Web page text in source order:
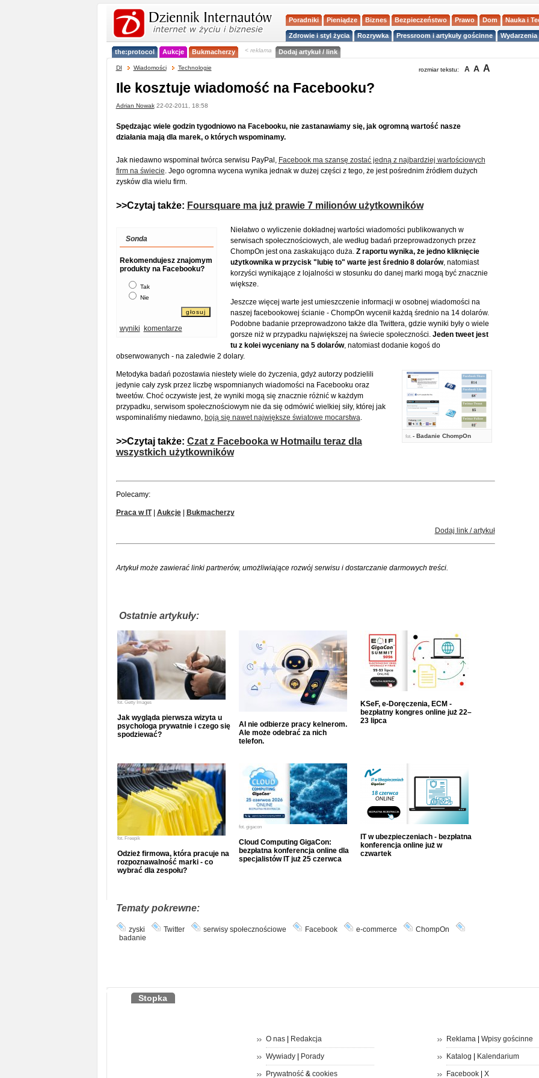
Poradniki Pieniądze Biznes Bezpieczeństwo Prawo Dom Nauka i
Zdrowie i styl życia Rozrywka Pressroom i artykuły gościnne
the:protocol Aukcje Bukmacherzy < reklama Dodaj artykuł / link
DI Wiadomości Technologie rozmiar tekstu: A A A
Ile kosztuje wiadomość na Facebooku?
Adrian Nowak22-02-2011, 18:58
Spędzając wiele godzin tygodniowo na Facebooku, nie zastanawiamy się, jak ogromną wartość nasze
działania mają dla marek, o których wspominamy.
Jak niedawno wspominał twórca serwisu PayPal, Facebook ma szansę zostać jedną z najbardziej wartościowych
firm na świecie. Jego ogromna wycena wynika jednak w dużej części z tego, że jest pośrednim źródłem dużych
zysków dla wielu firm.
>>Czytaj także: Foursquare ma już prawie 7 milionów użytkowników
Sonda
Rekomendujesz znajomym
produkty na Facebooku?
Tak
Nie
wyniki komentarze
Niełatwo o wyliczenie dokładnej wartości wiadomości publikowanych w
serwisach społecznościowych, ale według badań przeprowadzonych przez
ChompOn jest ona zaskakująco duża. Z raportu wynika, że jedno kliknięcie
użytkownika w przycisk "lubię to" warte jest średnio 8 dolarów, natomiast
korzyści wynikające z lojalności w stosunku do danej marki mogą być znacznie
większe.
Jeszcze więcej warte jest umieszczenie informacji w osobnej wiadomości na
naszej facebookowej ścianie - ChompOn wycenił każdą średnio na 14 dolarów.
Podobne badanie przeprowadzono także dla Twittera, gdzie wyniki były o wiele
gorsze niż w przypadku największej na świecie społeczności. Jeden tweet jest
tu z kolei wyceniany na 5 dolarów, natomiast dodanie kogoś do
obserwowanych - na zaledwie 2 dolary.
fot. - Badanie ChompOn
Metodyka badań pozostawia niestety wiele do życzenia, gdyż autorzy podzielili
jedynie cały zysk przez liczbę wspomnianych wiadomości na Facebooku oraz
tweetów. Choć oczywiste jest, że wyniki mogą się znacznie różnić w każdym
przypadku, serwisom społecznościowym nie da się odmówić wielkiej siły, której jak
wspominaliśmy niedawno, boją się nawet największe światowe mocarstwa.
>>Czytaj także: Czat z Facebooka w Hotmailu teraz dla
wszystkich użytkowników
Polecamy:
Praca w IT| Aukcje| Bukmacherzy
Dodaj link / artykuł
Artykuł może zawierać linki partnerów, umożliwiające rozwój serwisu i dostarczanie darmowych treści.
Ostatnie artykuły:
fot. Getty Images
Jak wygląda pierwsza wizyta u
psychologa prywatnie i czego się
spodziewać?
AI nie odbierze pracy kelnerom.
Ale może odebrać za nich
telefon.
KSeF, e-Doręczenia, ECM -
bezpłatny kongres online już 22–
23 lipca
fot. Freepik
Odzież firmowa, która pracuje na
rozpoznawalność marki - co
wybrać dla zespołu?
fot. gigacon
Cloud Computing GigaCon:
bezpłatna konferencja online dla
specjalistów IT już 25 czerwca
IT w ubezpieczeniach - bezpłatna
konferencja online już w
czwartek
Tematy pokrewne:
zyski Twitter serwisy społecznościowe Facebook e-commerce
ChompOn
badanie
Stopka
O nas| Redakcja
Wywiady| Porady
Prywatność& cookies
Reklama| Wpisy gościnne
Katalog Kalendarium
Facebook| X